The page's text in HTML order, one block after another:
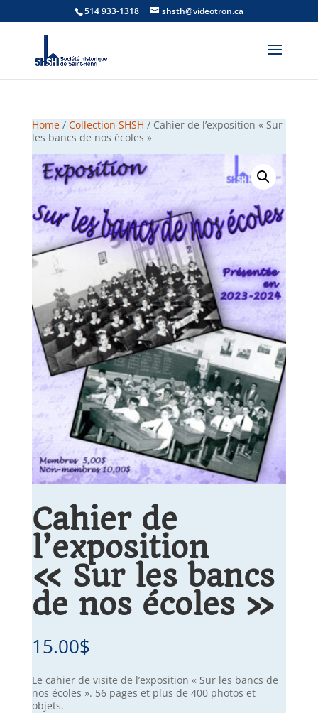
514 933-1318 shsth@videotron.ca
Home/ Collection SHSH / Cahier de l’exposition « Sur
les bancs de nos écoles »
Cahier de
l’exposition
« Sur les bancs
de nos écoles »
15.00$
Le cahier de visite de l’exposition « Sur les bancs de
nos écoles ». 56 pages et plus de 400 photos et
objets.